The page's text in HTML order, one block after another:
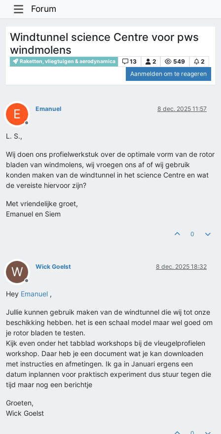
Forum
Windtunnel science Centre voor pws
windmolens
Raketten, vliegtuigen & aerodynamica 13 2 549
2
Aanmelden om te reageren
E
Offline
Emanuel 8 dec. 2025 11:57
L. S.,
Wij doen ons profielwerkstuk over de optimale vorm van de rotor
bladen van windmolens, wij vroegen ons af of wij gebruik
konden maken van de windtunnel in het science Centre en wat
de vereiste hiervoor zijn?
Met vriendelijke groet,
Emanuel en Siem
0
W
Offline
Wick Goelst 8 dec. 2025 18:32
Hey Emanuel ,
Jullie kunnen gebruik maken van de windtunnel die wij tot onze
beschikking hebben. het is een schaal model maar wel goed om
je rotor bladen te testen.
Kijk even onder het tabblad workshops bij de vleugelprofielen
workshop. Daar heb je een document wat je kan downloaden
met instructies en afmetingen. Ik ga in Januari ergens een
datum inplannen voor praktisch experiment dus stuur tegen die
tijd maar nog een berichtje
Groeten,
Wick Goelst